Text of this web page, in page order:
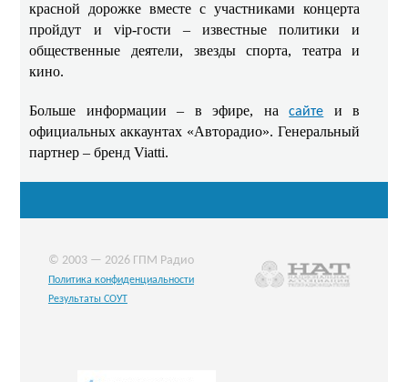
красной дорожке вместе с участниками концерта
пройдут и vip-гости – известные политики и
общественные деятели, звезды спорта, театра и
кино.
Больше информации – в эфире, насайте и в
официальных аккаунтах «Авторадио».Генеральный
партнер – бренд Viatti.
© 2003 — 2026 ГПМ Радио
Политика конфиденциальности
Результаты СОУТ